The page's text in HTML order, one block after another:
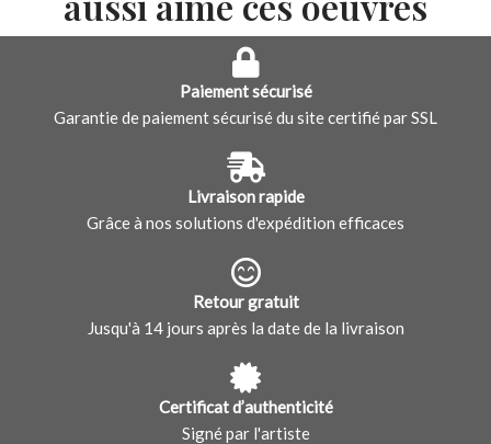
Paiement sécurisé
Garantie de paiement sécurisé du site certifié par SSL
Livraison rapide
Grâce à nos solutions d'expédition efficaces
Retour gratuit
Jusqu'à 14 jours après la date de la livraison
Certificat d’authenticité
Signé par l'artiste